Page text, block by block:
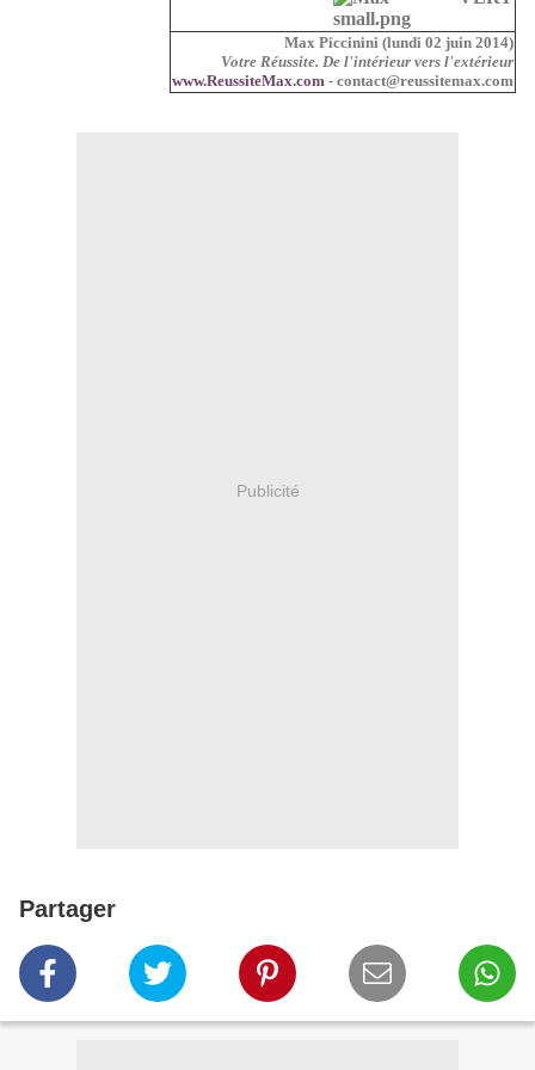
Max Piccinini (lundi 02 juin 2014)
Votre Réussite. De l'intérieur vers l'extérieur
www.ReussiteMax.com - contact@reussitemax.com
Publicité
Partager